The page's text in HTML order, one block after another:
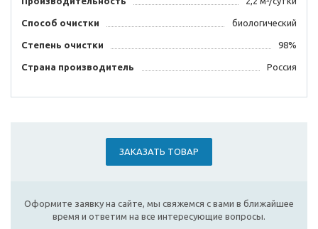
Способ очистки биологический
Степень очистки 98%
Страна производитель Россия
ЗАКАЗАТЬ ТОВАР
Оформите заявку на сайте, мы свяжемся с вами в ближайшее
время и ответим на все интересующие вопросы.